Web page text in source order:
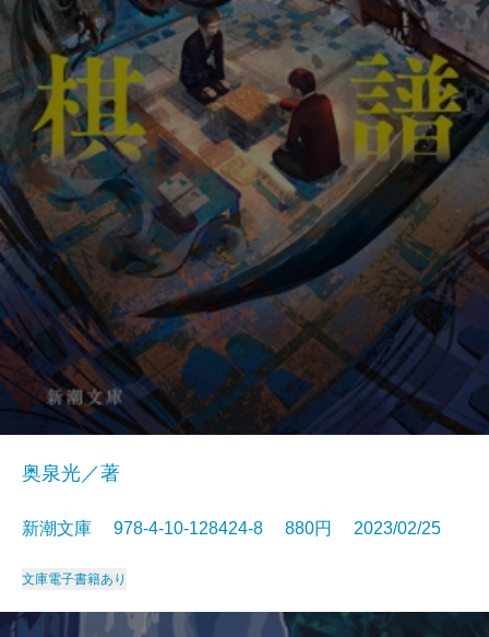
奥泉光／著
新潮文庫 978-4-10-128424-8 880円 2023/02/25
文庫電子書籍あり